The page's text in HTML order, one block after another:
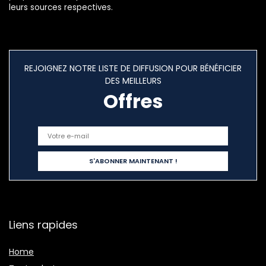
leurs sources respectives.
REJOIGNEZ NOTRE LISTE DE DIFFUSION POUR BÉNÉFICIER
DES MEILLEURS
Offres
Liens rapides
Home